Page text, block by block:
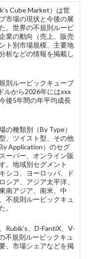
Cube Market）は世
市場の現状と今後の展
。世界の不規則ルービ
業の動向（売上、販売
ト別市場規模、主要地
析などの情報を掲載し
則ルービックキューブ
ルから2026年にはxxx
後5年間の年平均成長
の種類別（By Type）
、ツイスト型、その他
Application）のセグ
ーパー、オンライン販
。地域別セグメント
シコ、ヨーロッパ、ド
シア、アジア太平洋、
南アジア、南米、中
不規則ルービックキュ
。
Rubik’s、D-FantiX、V-
不規則ルービックキュ
、市場シェアなどを掲